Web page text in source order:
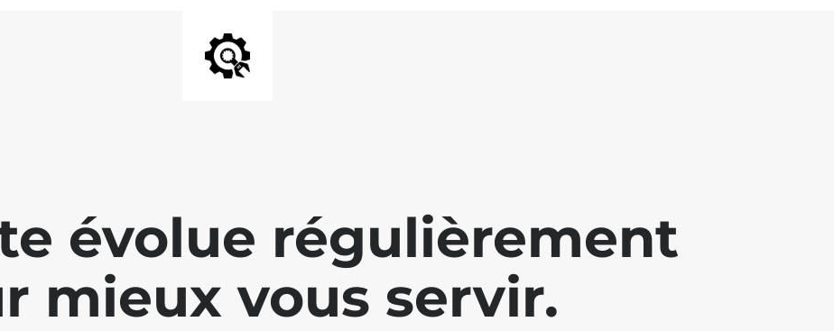
évolue régulièrement
mieux vous servir.